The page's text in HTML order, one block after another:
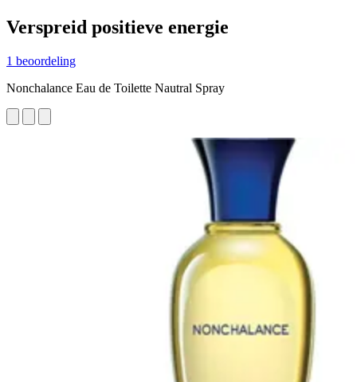
Verspreid positieve energie
1 beoordeling
Nonchalance Eau de Toilette Nautral Spray